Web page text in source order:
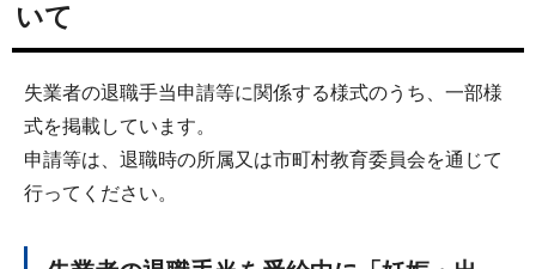
いて
失業者の退職手当申請等に関係する様式のうち、一部様
式を掲載しています。
申請等は、退職時の所属又は市町村教育委員会を通じて
行ってください。